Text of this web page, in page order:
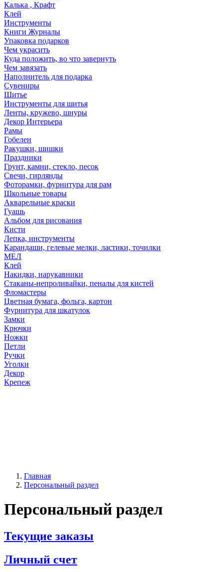
Калька , Крафт
Клей
Инструменты
Книги Журналы
Упаковка подарков
Чем украсить
Куда положить, во что завернуть
Чем завязать
Наполнитель для подарка
Сувениры
Шитье
Инструменты для шитья
Ленты, кружево, шнуры
Декор Интерьера
Рамы
Гобелен
Ракушки, шишки
Праздники
Грунт, камни, стекло, песок
Свечи, гирлянды
Фоторамки, фурнитура для рам
Школьные товары
Акварельные краски
Гуашь
Альбом для рисования
Кисти
Лепка, инструменты
Карандаши, гелевые мелки, ластики, точилки
МЕЛ
Клей
Накидки, нарукавники
Стаканы-непроливайки, пеналы для кистей
Фломастеры
Цветная бумага, фольга, картон
Фурнитура для шкатулок
Замки
Крючки
Ножки
Петли
Ручки
Уголки
Декор
Крепеж
Главная
Персональный раздел
Персональный раздел
Текущие заказы
Личный счет